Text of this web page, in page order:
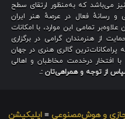
می‌باشد که به‌منظور ارتقای سطح
و رسانهٔ فعال در عرصهٔ هنر ایران
تمامی این موارد، با امکانات
از هنرمندان گرامی در برگزاری
پرامکانات‌ترین گالری هنری در جهان
افتخار درخدمت مخاطبان و اهالی
از توجه و همراهی‌تان :.
و هوش‌مصنوعی ≡ اپلیکیشن